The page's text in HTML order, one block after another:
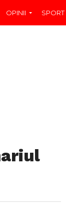
OPINII SPORT